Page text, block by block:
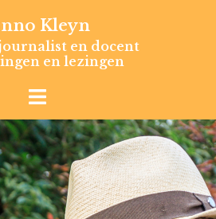
Kleyn
en docent
en lezingen